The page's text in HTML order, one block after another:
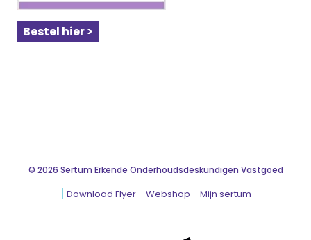
Bestel hier >
© 2026 Sertum Erkende Onderhoudsdeskundigen Vastgoed
Download Flyer Webshop Mijn sertum